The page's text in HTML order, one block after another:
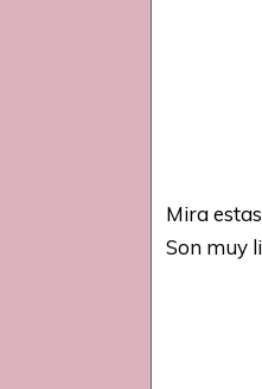
Mira estas
Son muy